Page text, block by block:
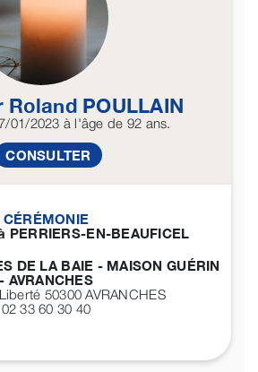
Roland POULLAIN
01/2023 à l'âge de 92 ans.
CONSULTER
CÉRÉMONIE
PERRIERS-EN-BEAUFICEL
DE LA BAIE - MAISON GUÉRIN
- AVRANCHES
50300AVRANCHES
02 33 60 30 40